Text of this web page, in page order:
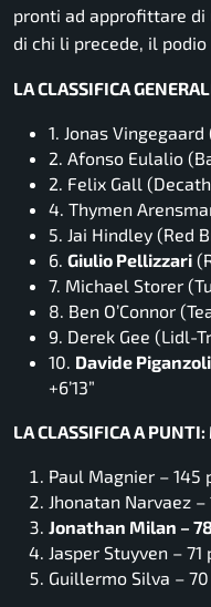
pronti ad approfittare di
di chi li precede, il
LA CLASSIFICA
1. Jonas
2. Afonso Eulalio
2. Felix Gall
4. Thymen
5. Jai Hindley (Red
6. Giulio Pellizzari
7. Michael Storer
8. Ben O’Connor
9. Derek Gee (Lidl-
10. Davide Piganzoli
+6’13”
LA CLASSIFICA A
Paul Magnier – 145
Jhonatan Narvaez –
Jonathan Milan –
Jasper Stuyven – 71
Guillermo Silva –